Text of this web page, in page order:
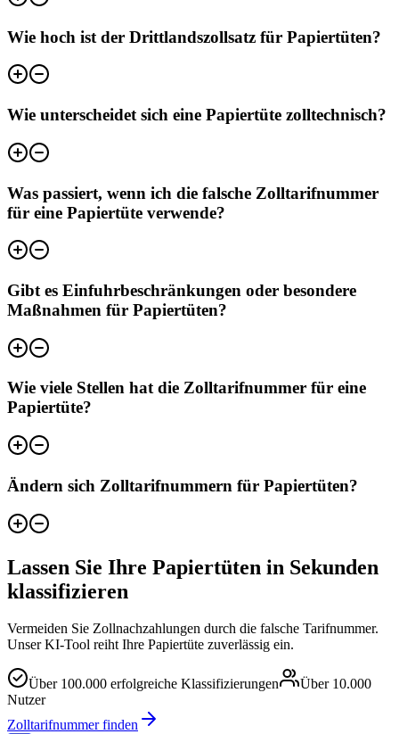
Wie hoch ist der Drittlandszollsatz für Papiertüten?
Wie unterscheidet sich eine Papiertüte zolltechnisch?
Was passiert, wenn ich die falsche Zolltarifnummer
für eine Papiertüte verwende?
Gibt es Einfuhrbeschränkungen oder besondere
Maßnahmen für Papiertüten?
Wie viele Stellen hat die Zolltarifnummer für eine
Papiertüte?
Ändern sich Zolltarifnummern für Papiertüten?
Lassen Sie Ihre Papiertüten in Sekunden
klassifizieren
Vermeiden Sie Zollnachzahlungen durch die falsche Tarifnummer.
Unser KI-Tool reiht Ihre Papiertüte zuverlässig ein.
Über 100.000 erfolgreiche Klassifizierungen Über 10.000
Nutzer
Zolltarifnummer finden